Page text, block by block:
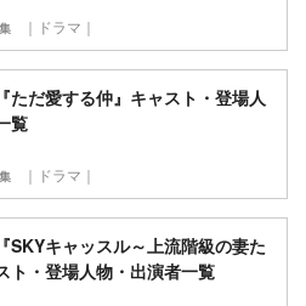
｜ドラマ｜
ただ愛する仲』キャスト・登場人
覧
｜ドラマ｜
SKYキャッスル～上流階級の妻た
ト・登場人物・出演者一覧